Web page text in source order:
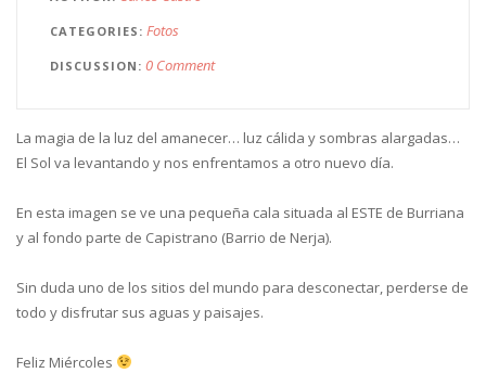
CATEGORIES Fotos
DISCUSSION 0 Comment
La magia de la luz del amanecer… luz cálida y sombras alargadas…
El Sol va levantando y nos enfrentamos a otro nuevo día.
En esta imagen se ve una pequeña cala situada al ESTE de Burriana
y al fondo parte de Capistrano (Barrio de Nerja).
Sin duda uno de los sitios del mundo para desconectar, perderse de
todo y disfrutar sus aguas y paisajes.
Feliz Miércoles